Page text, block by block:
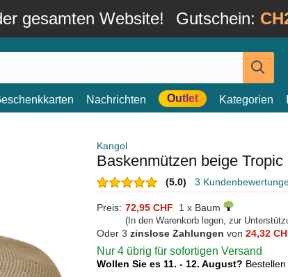
gesamten Website! Gutschein:
Nachrichten Outlet Kategorien
Kangol
Baskenmützen beige
(5.0) 3
Preis: 72,95 CHF 1 x Baum
(In den Warenkorb legen, zur
Oder 3 zinslose Zahlungen von 24,32
Nur 4 übrig für sofortigen Versand
Wollen Sie es 11. - 12. August?